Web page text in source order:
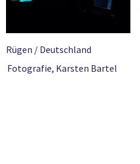
Rügen / Deutschland
Fotografie, Karsten Bartel